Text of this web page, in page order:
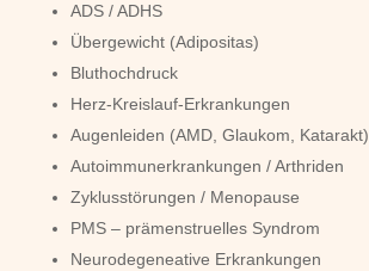
ADS / ADHS
Übergewicht (Adipositas)
Bluthochdruck
Herz-Kreislauf-Erkrankungen
Augenleiden (AMD, Glaukom, Katarakt)
Autoimmunerkrankungen / Arthriden
Zyklusstörungen / Menopause
PMS – prämenstruelles Syndrom
Neurodegeneative Erkrankungen